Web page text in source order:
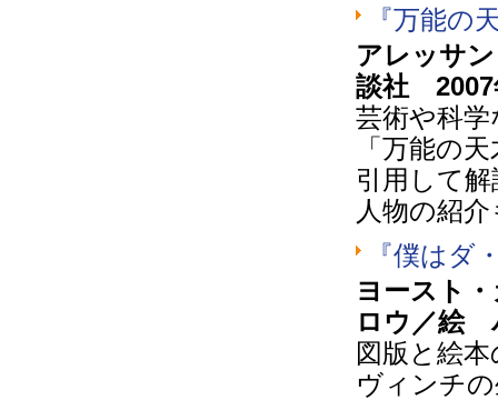
『万能の
アレッサ
談社 2007
芸術や科
「万能の
引用して
人物の紹
『僕はダ
ヨースト
ロウ／絵
図版と絵
ヴィンチ